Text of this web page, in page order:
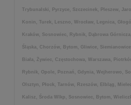
Trybunalski, Pyrzyce, Szczecinek, Pleszew,
Konin, Turek, Leszno, Wrocław, Legnica,
Kraków, Sosnowiec, Rybnik, Dąbrowa
Śląska, Chorzów, Bytom, Gliwice,
Biała, Żywiec, Częstochowa, Warszawa,
Rybnik, Opole, Poznań, Gdynia, Wejherowo,
Olsztyn, Płock, Tarnów, Rzeszów, Elbląg,
Kalisz, Środa Wlkp, Sosnowiec, Bytom,